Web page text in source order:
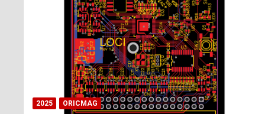
2025 ORICMAG